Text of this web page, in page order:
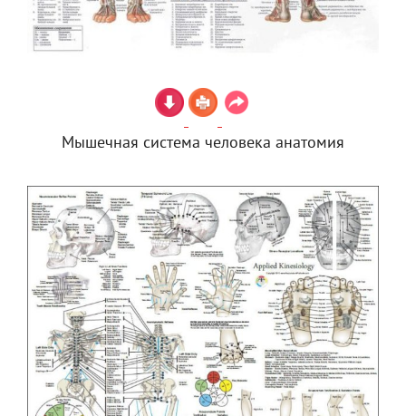
Мышечная система человека анатомия